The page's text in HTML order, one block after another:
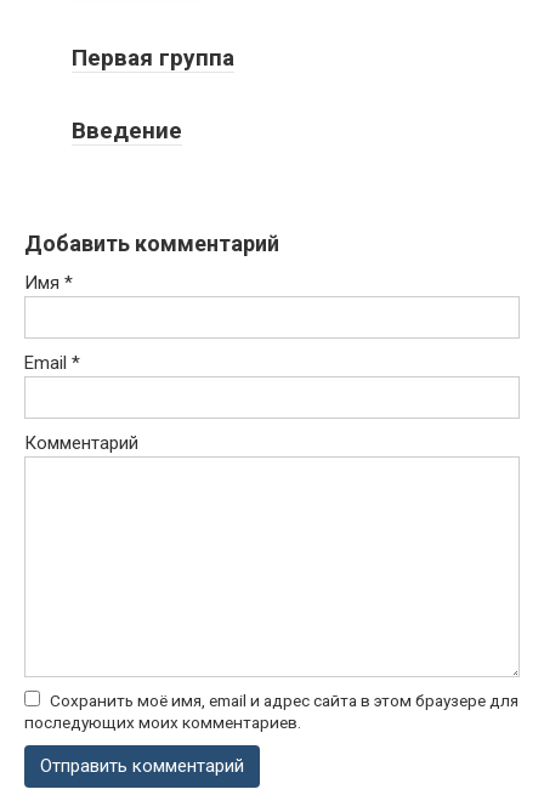
Первая группа
Введение
Добавить комментарий
Имя *
Email *
Комментарий
Сохранить моё имя, email и адрес сайта в этом браузере для
последующих моих комментариев.